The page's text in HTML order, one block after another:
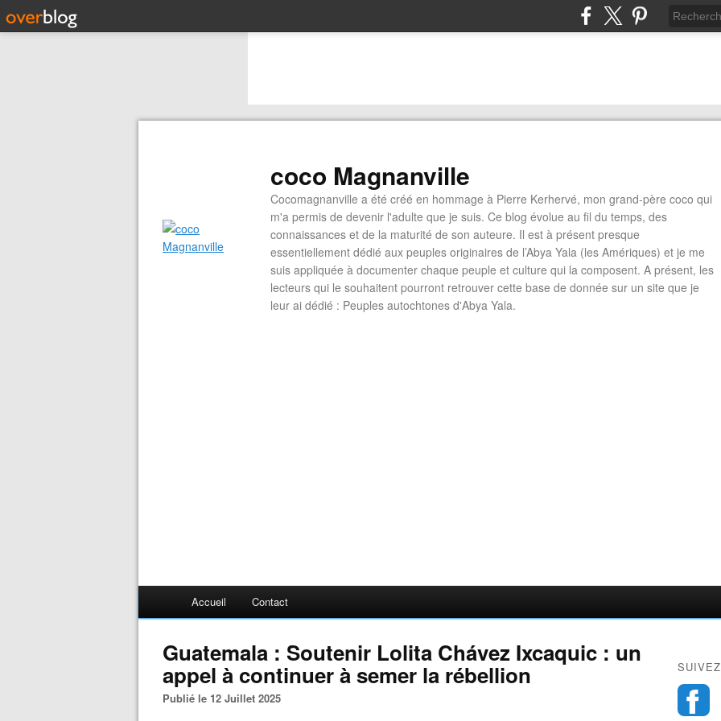
coco Magnanville
Cocomagnanville a été créé en hommage à Pierre Kerhervé, mon grand-père coco qui
m'a permis de devenir l'adulte que je suis. Ce blog évolue au fil du temps, des
connaissances et de la maturité de son auteure. Il est à présent presque
essentiellement dédié aux peuples originaires de l’Abya Yala (les Amériques) et je me
suis appliquée à documenter chaque peuple et culture qui la composent. A présent, les
lecteurs qui le souhaitent pourront retrouver cette base de donnée sur un site que je
leur ai dédié : Peuples autochtones d'Abya Yala.
Accueil Contact
Guatemala : Soutenir Lolita Chávez Ixcaquic : un
appel à continuer à semer la rébellion
Publié le 12 Juillet 2025